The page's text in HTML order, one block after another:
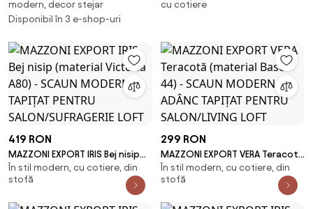
60)/cadru Stejar Natural -
SCAUN DIN LEMN BOUCLÉ PENTRU
RETRO
modern, decor stejar
Disponibil în 3 e-shop-uri
60)/picioare negre - SCAUN
cu cotiere
419 RON
MAZZONI EXPORT IRIS Bej nisip
(material Victoria A80) - SCAUN
MODERN TAPIȚAT PENTRU
În stil modern, cu cotiere, din
stofă
299 RON
MAZZONI EXPORT VERA Teracotă
(material Basel 44) - SCAUN
MODERN ADÂNC TAPIȚAT PENTRU
În stil modern, cu cotiere, din
stofă